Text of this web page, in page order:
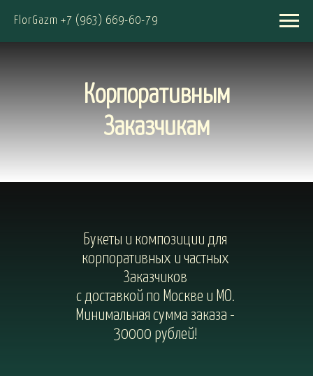
FlorGazm +7 (963) 669-60-79
Корпоративным
Заказчикам
Букеты и композиции для
корпоративных и частных
Заказчиков
с доставкой по Москве и МО.
Минимальная сумма заказа -
30000 рублей!